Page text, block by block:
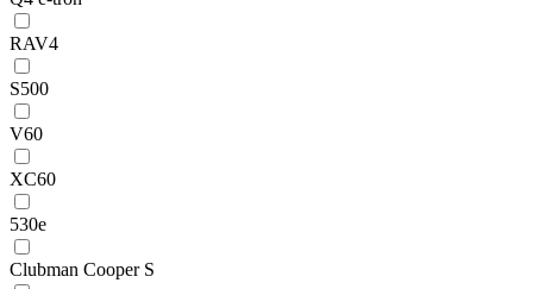
RAV4
S500
V60
XC60
530e
Clubman Cooper S